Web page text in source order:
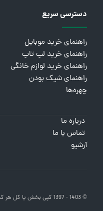
دسترسی سریع
راهنمای خرید موبایل
راهنمای خرید لپ تاپ
راهنمای خرید لوازم خانگی
راهنمای شیک بودن
چهره‌ها
درباره ما
تماس با ما
آرشیو
© 1403 - 1397 کپی بخش یا کل هر کدام از مطالب